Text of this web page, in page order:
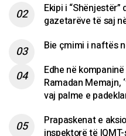
Ekipi i
gazetarëve të saj
Bie çmimi i naftës
Edhe në
Ramadan Memajn,
vaj palme e
Prapaskenat e
inspektorë të